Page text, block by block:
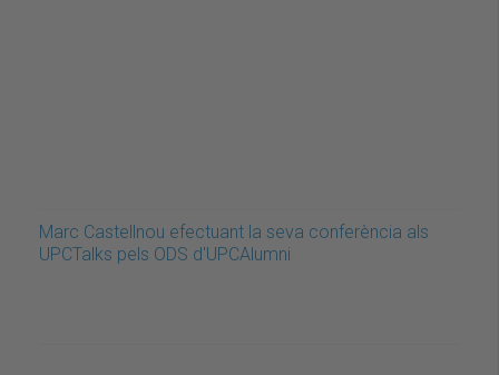
Marc Castellnou efectuant la seva conferència als
UPCTalks pels ODS d'UPCAlumni